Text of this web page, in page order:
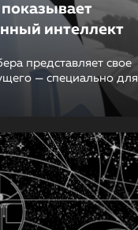
показывает
интеллект
представляет свое
— специально для